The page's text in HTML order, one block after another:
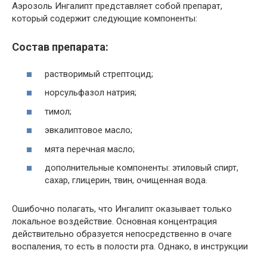
Аэрозоль Ингалипт представляет собой препарат,
который содержит следующие компоненты:
Состав препарата:
растворимый стрептоцид;
норсульфазол натрия;
тимол;
эвкалиптовое масло;
мята перечная масло;
дополнительные компоненты: этиловый спирт,
сахар, глицерин, твин, очищенная вода.
Ошибочно полагать, что Ингалипт оказывает только
локальное воздействие. Основная концентрация
действительно образуется непосредственно в очаге
воспаления, то есть в полости рта. Однако, в инструкции